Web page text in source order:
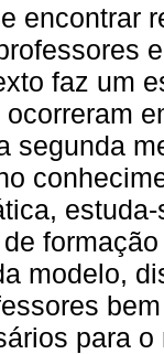
encontrar
faz um
segunda
modelo,
para o